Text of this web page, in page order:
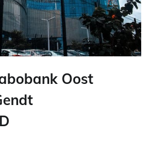
Oost